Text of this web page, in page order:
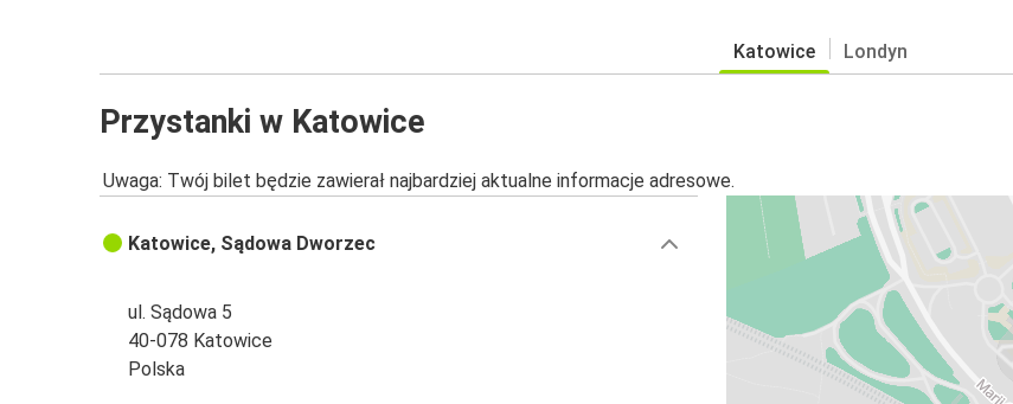
Katowice Londyn
Przystanki w Katowice
Uwaga: Twój bilet będzie zawierał najbardziej aktualne informacje adresowe.
Katowice, Sądowa Dworzec
ul. Sądowa 5
40-078 Katowice
Polska